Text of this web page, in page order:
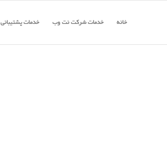
خانه خدمات شرکت نت وب خدمات پشتیبانی